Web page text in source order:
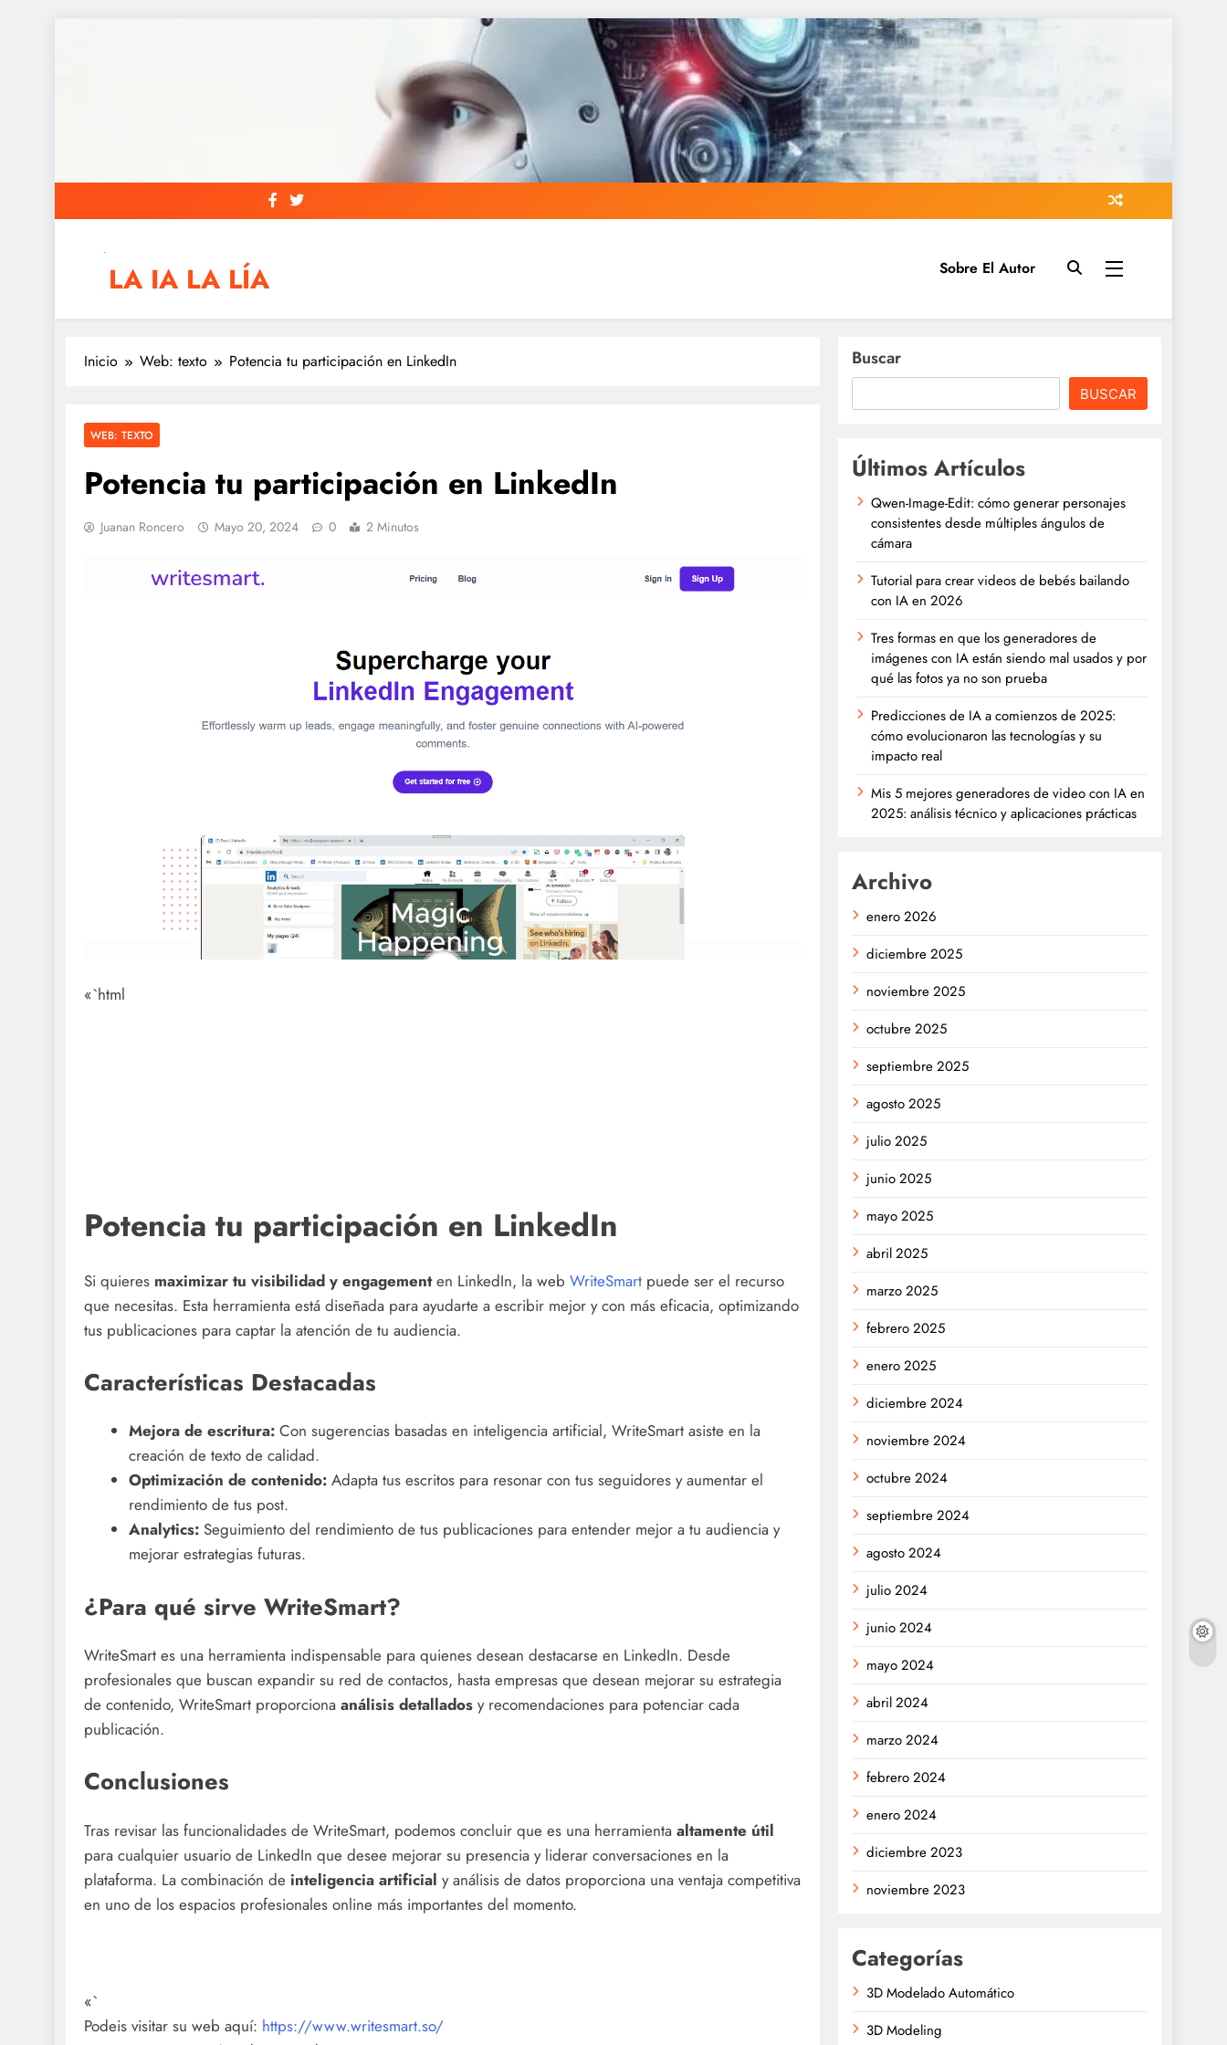
LA IA LA LÍA
IAs AIs, Automation y otras siglas raras
Sobre El Autor
Inicio Web: texto Potencia tu participación en LinkedIn
WEB: TEXTO
Potencia tu participación en LinkedIn
Juanan Roncero Mayo 20, 2024 0 2 Minutos
«`html
Potencia tu participación en LinkedIn
Si quieres maximizar tu visibilidad y engagementen LinkedIn, la web WriteSmart puede ser el recurso
que necesitas. Esta herramienta está diseñada para ayudarte a escribir mejor y con más eficacia, optimizando
tus publicaciones para captar la atención de tu audiencia.
Características Destacadas
Mejora de escritura:Con sugerencias basadas en inteligencia artificial, WriteSmart asiste en la
creación de texto de calidad.
Optimización de contenido:Adapta tus escritos para resonar con tus seguidores y aumentar el
rendimiento de tus post.
Analytics:Seguimiento del rendimiento de tus publicaciones para entender mejor a tu audiencia y
mejorar estrategias futuras.
¿Para qué sirve WriteSmart?
WriteSmart es una herramienta indispensable para quienes desean destacarse en LinkedIn. Desde
profesionales que buscan expandir su red de contactos, hasta empresas que desean mejorar su estrategia
de contenido, WriteSmart proporciona análisis detallados y recomendaciones para potenciar cada
publicación.
Conclusiones
Tras revisar las funcionalidades de WriteSmart, podemos concluir que es una herramienta altamente útil
para cualquier usuario de LinkedIn que desee mejorar su presencia y liderar conversaciones en la
plataforma. La combinación de inteligencia artificial y análisis de datos proporciona una ventaja competitiva
en uno de los espacios profesionales online más importantes del momento.
«`
Podeis visitar su web aquí: https://www.writesmart.so/
Buscar
BUSCAR
Últimos Artículos
Qwen-Image-Edit: cómo generar personajes
consistentes desde múltiples ángulos de
cámara
Tutorial para crear videos de bebés bailando
con IA en 2026
Tres formas en que los generadores de
imágenes con IA están siendo mal usados y por
qué las fotos ya no son prueba
Predicciones de IA a comienzos de 2025:
cómo evolucionaron las tecnologías y su
impacto real
Mis 5 mejores generadores de video con IA en
2025: análisis técnico y aplicaciones prácticas
Archivo
enero 2026
diciembre 2025
noviembre 2025
octubre 2025
septiembre 2025
agosto 2025
julio 2025
junio 2025
mayo 2025
abril 2025
marzo 2025
febrero 2025
enero 2025
diciembre 2024
noviembre 2024
octubre 2024
septiembre 2024
agosto 2024
julio 2024
junio 2024
mayo 2024
abril 2024
marzo 2024
febrero 2024
enero 2024
diciembre 2023
noviembre 2023
Categorías
3D Modelado Automático
3D Modeling